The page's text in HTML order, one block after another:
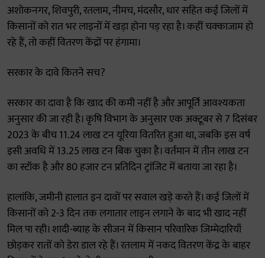
अशोकनगर, शिवपुरी, रतलाम, नीमच, मंदसौर, धार सहित कई जिलों में
किसानों को रात भर लाइनों में खड़ा होना पड़ रहा है। कहीं चक्काजाम हो
रहे हैं, तो कहीं वितरण केंद्रों पर हंगामा।
सरकार के दावे कितने सच?
सरकार का दावा है कि खाद की कमी नहीं है और आपूर्ति आवश्यकता
अनुसार की जा रही है। कृषि विभाग के अनुसार एक अक्टूबर से 7 दिसंबर
2023 के बीच 11.24 लाख टन यूरिया वितरित हुआ था, जबकि इस वर्ष
इसी अवधि में 13.25 लाख टन बिक चुका है। वर्तमान में तीन लाख टन
का स्टॉक है और 80 हजार टन प्रतिदिन ट्रांजिट में बताया जा रहा है।
हालांकि, जमीनी हालात इन दावों पर सवाल खड़े करते हैं। कई जिलों में
किसानों को 2-3 दिन तक लगातार लाइन लगाने के बाद भी खाद नहीं
मिल पा रही। शादी-ब्याह के सीजन में किसान परिवारिक जिम्मेदारियाँ
छोड़कर रातों को डेरा डाल रहे हैं। रतलाम में नकद वितरण केंद्र के बाहर